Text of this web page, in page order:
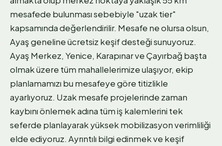
mesafede bulunması sebebiyle "uzak tier"
kapsamında değerlendirilir. Mesafe ne olursa olsun,
Ayaş geneline ücretsiz keşif desteği sunuyoruz.
Ayaş Merkez, Yenice, Karapınar ve Çayırbağ başta
olmak üzere tüm mahallelerimize ulaşıyor, ekip
planlamamızı bu mesafeye göre titizlikle
ayarlıyoruz. Uzak mesafe projelerinde zaman
kaybını önlemek adına tüm iş kalemlerini tek
seferde planlayarak yüksek mobilizasyon verimliliği
elde ediyoruz. Ayrıntılı bilgi edinmek ve keşif